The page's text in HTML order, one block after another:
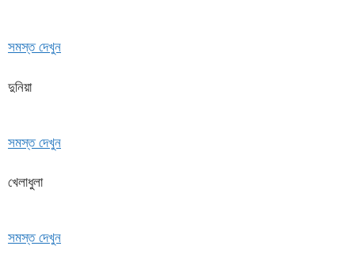
সমস্ত দেখুন
দুনিয়া
সমস্ত দেখুন
খেলাধুলা
সমস্ত দেখুন